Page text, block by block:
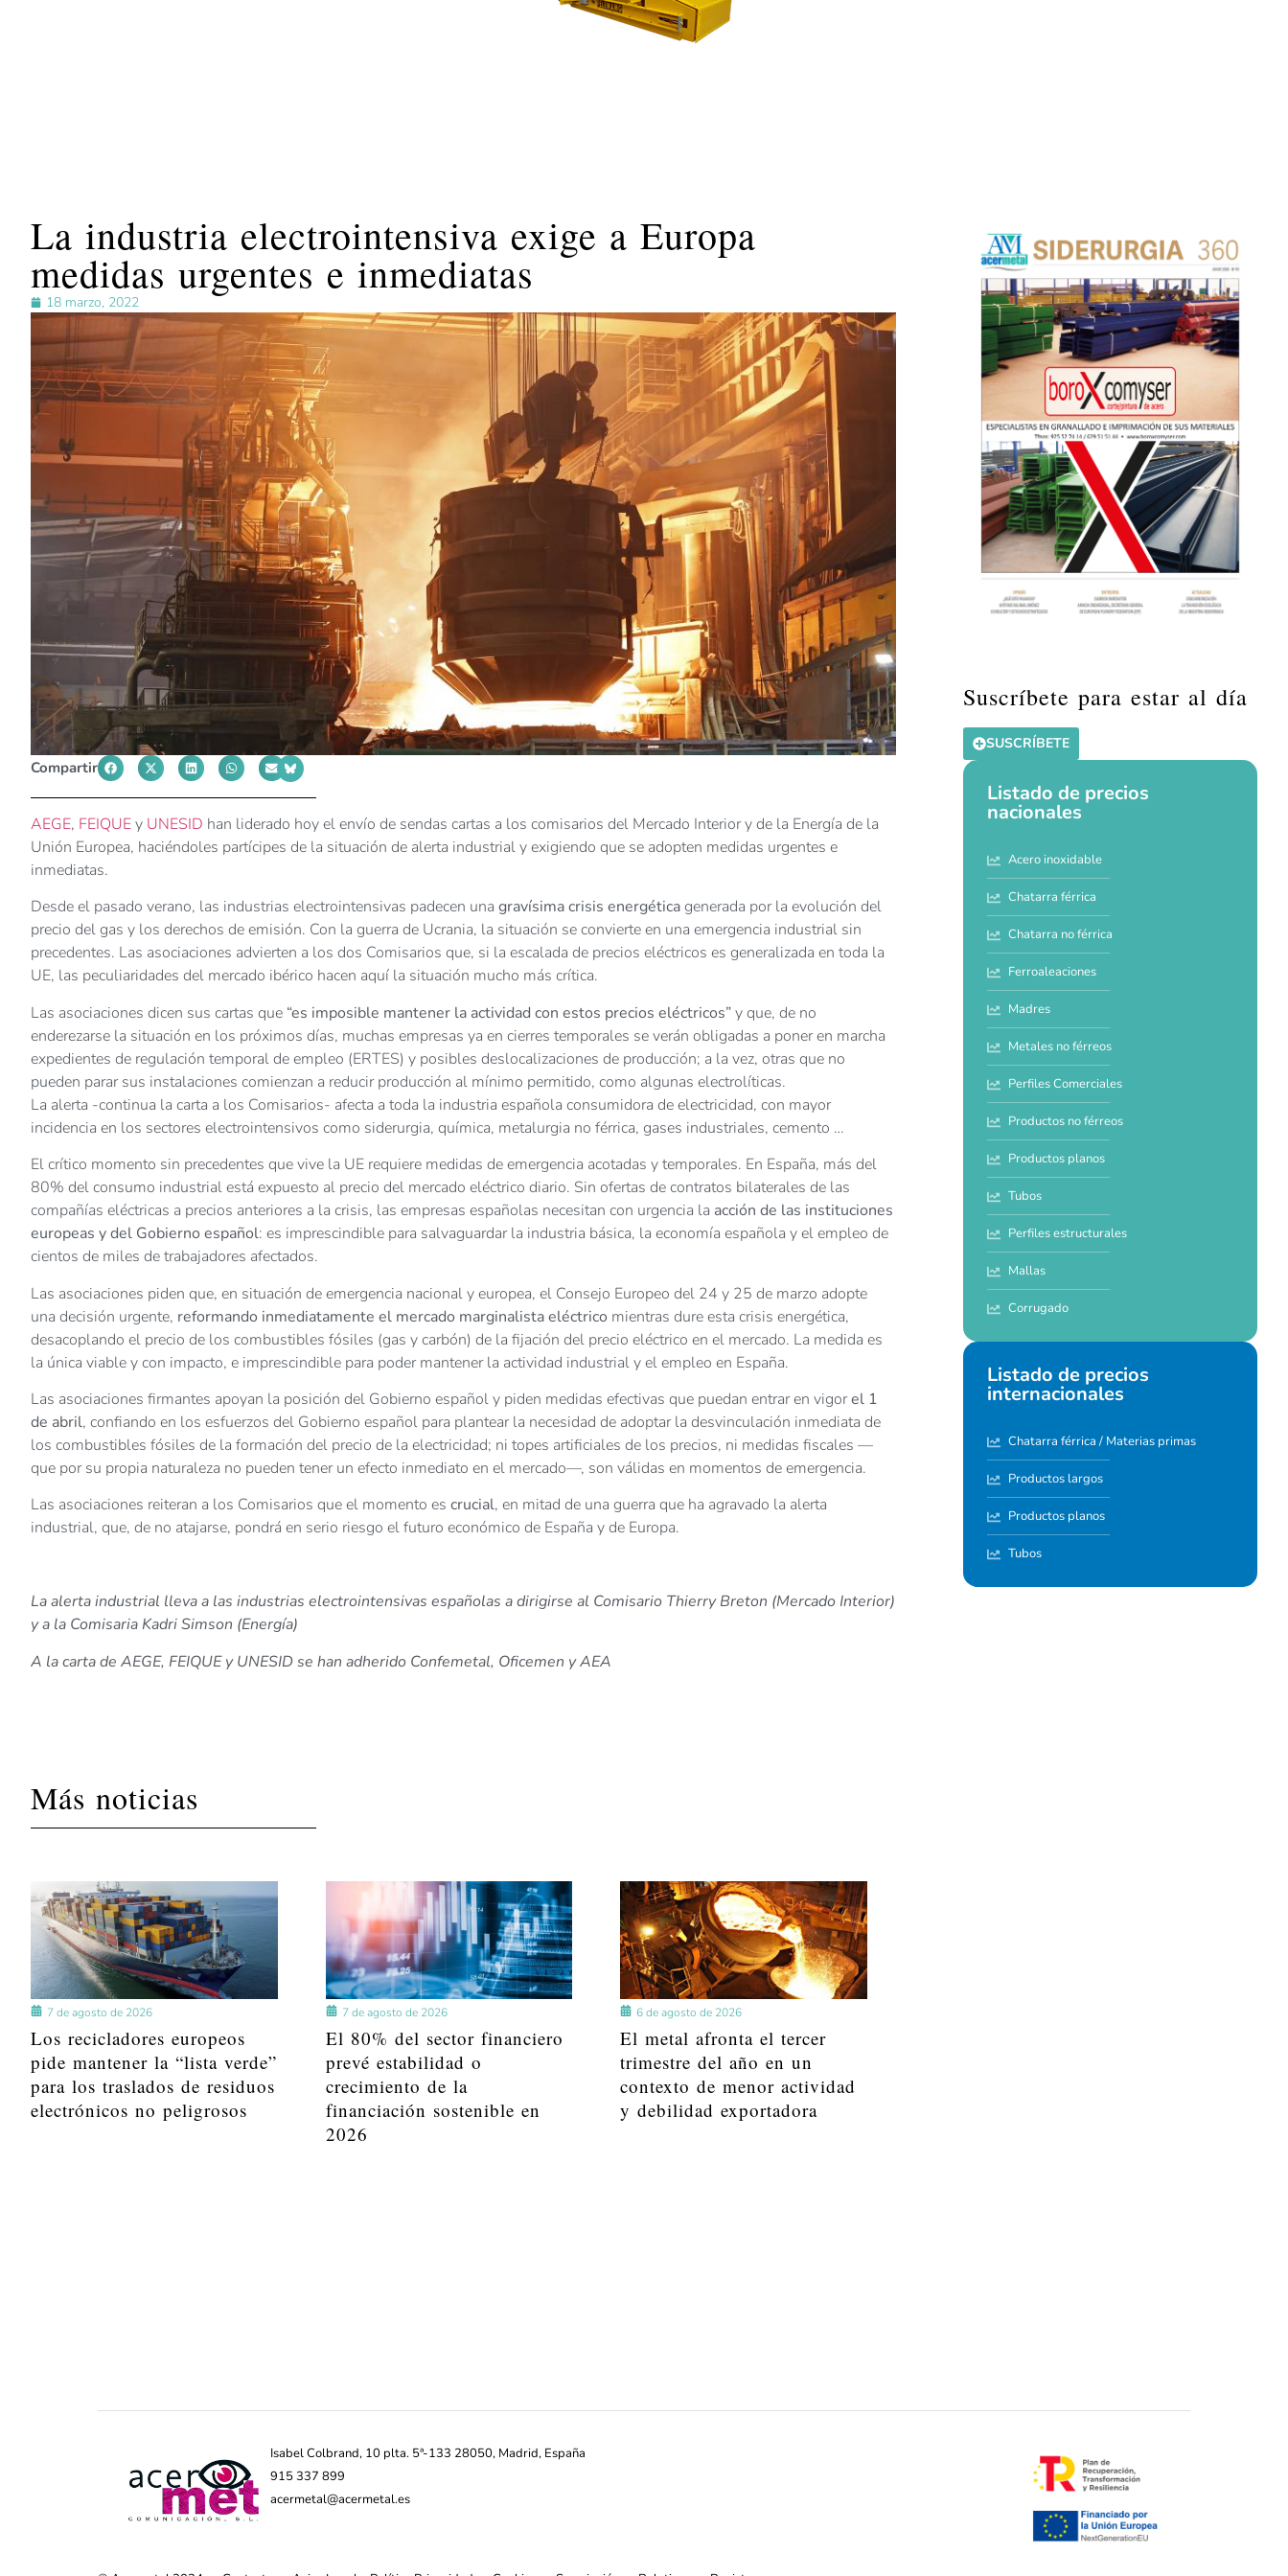
La industria electrointensiva exige a Europa
medidas urgentes e inmediatas
18 marzo, 2022
Compartir
AEGE, FEIQUEy UNESID han liderado hoy el envío de sendas cartas a los comisarios del Mercado Interior y de la Energía de la
Unión Europea, haciéndoles partícipes de la situación de alerta industrial y exigiendo que se adopten medidas urgentes e
inmediatas.
Desde el pasado verano, las industrias electrointensivas padecen una gravísima crisis energéticagenerada por la evolución del
precio del gas y los derechos de emisión. Con la guerra de Ucrania, la situación se convierte en una emergencia industrial sin
precedentes. Las asociaciones advierten a los dos Comisarios que, si la escalada de precios eléctricos es generalizada en toda la
UE, las peculiaridades del mercado ibérico hacen aquí la situación mucho más crítica.
Las asociaciones dicen sus cartas que “es imposible mantener la actividad con estos precios eléctricos”y que, de no
enderezarse la situación en los próximos días, muchas empresas ya en cierres temporales se verán obligadas a poner en marcha
expedientes de regulación temporal de empleo (ERTES) y posibles deslocalizaciones de producción; a la vez, otras que no
pueden parar sus instalaciones comienzan a reducir producción al mínimo permitido, como algunas electrolíticas.
La alerta -continua la carta a los Comisarios- afecta a toda la industria española consumidora de electricidad, con mayor
incidencia en los sectores electrointensivos como siderurgia, química, metalurgia no férrica, gases industriales, cemento …
El crítico momento sin precedentes que vive la UE requiere medidas de emergencia acotadas y temporales. En España, más del
80% del consumo industrial está expuesto al precio del mercado eléctrico diario. Sin ofertas de contratos bilaterales de las
compañías eléctricas a precios anteriores a la crisis, las empresas españolas necesitan con urgencia la acción de las instituciones
europeas y del Gobierno español: es imprescindible para salvaguardar la industria básica, la economía española y el empleo de
cientos de miles de trabajadores afectados.
Las asociaciones piden que, en situación de emergencia nacional y europea, el Consejo Europeo del 24 y 25 de marzo adopte
una decisión urgente, reformando inmediatamente el mercado marginalista eléctrico mientras dure esta crisis energética,
desacoplando el precio de los combustibles fósiles (gas y carbón) de la fijación del precio eléctrico en el mercado. La medida es
la única viable y con impacto, e imprescindible para poder mantener la actividad industrial y el empleo en España.
Las asociaciones firmantes apoyan la posición del Gobierno español y piden medidas efectivas que puedan entrar en vigorel 1
de abril, confiando en los esfuerzos del Gobierno español para plantear la necesidad de adoptar la desvinculación inmediata de
los combustibles fósiles de la formación del precio de la electricidad; ni topes artificiales de los precios, ni medidas fiscales —
que por su propia naturaleza no pueden tener un efecto inmediato en el mercado—, son válidas en momentos de emergencia.
Las asociaciones reiteran a los Comisarios que el momento es crucial, en mitad de una guerra que ha agravado la alerta
industrial, que, de no atajarse, pondrá en serio riesgo el futuro económico de España y de Europa.
La alerta industrial lleva a las industrias electrointensivas españolas a dirigirse al Comisario Thierry Breton (Mercado Interior)
y a la Comisaria Kadri Simson (Energía)
A la carta de AEGE, FEIQUE y UNESID se han adherido Confemetal, Oficemen y AEA
Más noticias
7 de agosto de 2026
Los recicladores europeos
pide mantener la “lista verde”
para los traslados de residuos
electrónicos no peligrosos
7 de agosto de 2026
El 80% del sector financiero
prevé estabilidad o
crecimiento de la
financiación sostenible en
2026
6 de agosto de 2026
El metal afronta el tercer
trimestre del año en un
contexto de menor actividad
y debilidad exportadora
Suscríbete para estar al día
SUSCRÍBETE
Listado de precios
nacionales
Acero inoxidable
Chatarra férrica
Chatarra no férrica
Ferroaleaciones
Madres
Metales no férreos
Perfiles Comerciales
Productos no férreos
Productos planos
Tubos
Perfiles estructurales
Mallas
Corrugado
Listado de precios
internacionales
Chatarra férrica / Materias primas
Productos largos
Productos planos
Tubos
Isabel Colbrand, 10 plta. 5ª-133 28050, Madrid, España
915 337 899
acermetal@acermetal.es